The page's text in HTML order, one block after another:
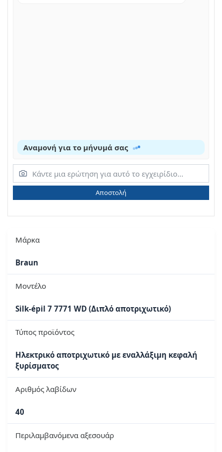
Αναμονή για το μήνυμά σας
Αποστολή
Μάρκα
Braun
Μοντέλο
Silk-épil 7 7771 WD (Διπλό αποτριχωτικό)
Τύπος προϊόντος
Ηλεκτρικό αποτριχωτικό με εναλλάξιμη κεφαλή
ξυρίσματος
Αριθμός λαβίδων
40
Περιλαμβανόμενα αξεσουάρ